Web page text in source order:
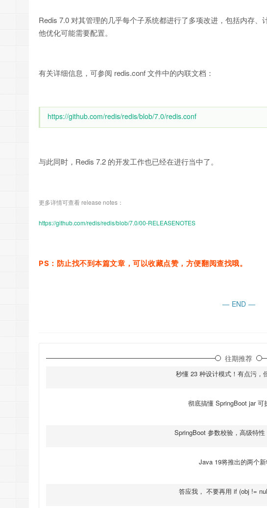
Redis 7.0 对其管理的几乎每个子系统都进行了多项改进，包括内存
他优化可能需要配置。
有关详细信息，可参阅 redis.conf 文件中的内联文档：
https://github.com/redis/redis/blob/7.0/redis.conf
与此同时，Redis 7.2 的开发工作也已经在进行当中了。
更多详情可查看 release notes：
https://github.com/redis/redis/blob/7.0/00-RELEASENOTES
PS：防止找不到本篇文章，可以收藏点赞，方便翻阅查找哦。
— END —
往期推荐
秒懂 23 种设计模式！有点污，
彻底搞懂 SpringBoot jar 可
SpringBoot 参数校验，高级特性
Java 19将推出的两个
答应我， 不要再用 if (obj !=